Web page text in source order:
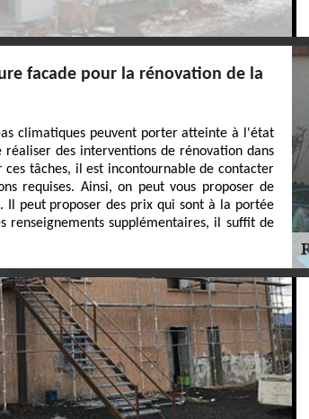
facade pour la rénovation de la
climatiques peuvent porter atteinte à l'état
des interventions de rénovation dans
ces tâches, il est incontournable de contacter
requises. Ainsi, on peut vous proposer de
Il peut proposer des prix qui sont à la portée
supplémentaires, il suffit de